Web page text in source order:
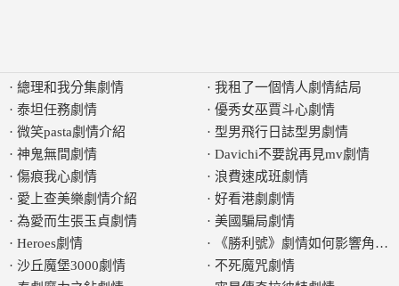
· 總理和我分集劇情
· 泰坦任務劇情
· 微笑pasta劇情介紹
· 神鬼無間劇情
· 傷痕我心劇情
· 愛上查美樂劇情介紹
· 為愛而生張玉貞劇情
· Heroes劇情
· 沙丘魔堡3000劇情
· 我租了一個情人劇情結局
· 優秀女巫賈斗心劇情
· 型男飛行日誌型男劇情
· Davichi不要說再見mv劇情
· 浪費速成班劇情
· 好看港劇劇情
· 美國騙局劇情
·
《勝利號》劇情如何影響角色
· 不死魔咒劇情